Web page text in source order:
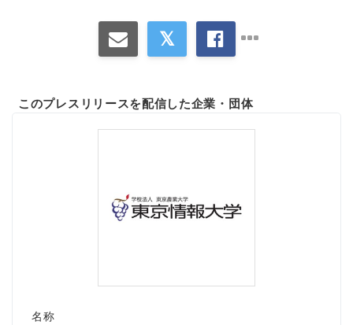
このプレスリリースを配信した企業・団体
名称